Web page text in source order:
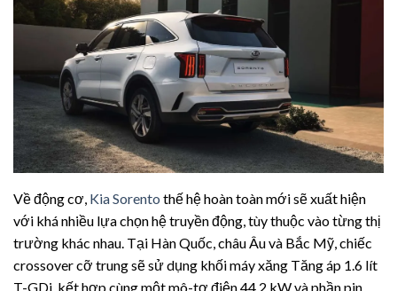
Về động cơ, Kia Sorento thế hệ hoàn toàn mới sẽ xuất hiện
với khá nhiều lựa chọn hệ truyền động, tùy thuộc vào từng thị
trường khác nhau. Tại Hàn Quốc, châu Âu và Bắc Mỹ, chiếc
crossover cỡ trung sẽ sử dụng khối máy xăng Tăng áp 1.6 lít
T-GDi, kết hợp cùng một mô-tơ điện 44,2 kW và phần pin